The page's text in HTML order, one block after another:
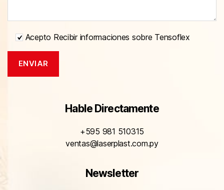
Acepto Recibir informaciones sobre Tensoflex
Hable Directamente
+595 981 510315
ventas@laserplast.com.py
Newsletter